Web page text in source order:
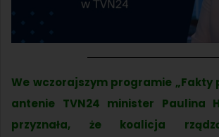
We wczorajszym programie „Fakty
antenie TVN24 minister Paulina
przyznała, że koalicja